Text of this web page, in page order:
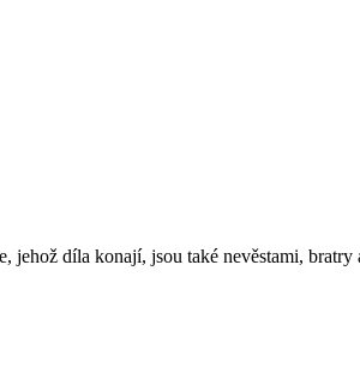
díla konají, jsou také nevěstami, bratry